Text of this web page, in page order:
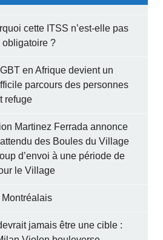
cette ITSS n’est-elle pas
obligatoire ?
en Afrique devient un
parcours des personnes
refuge
Martinez Ferrada annonce
attendu des Boules du Village
d’envoi à une période de
le Village
Montréalais
jamais être une cible :